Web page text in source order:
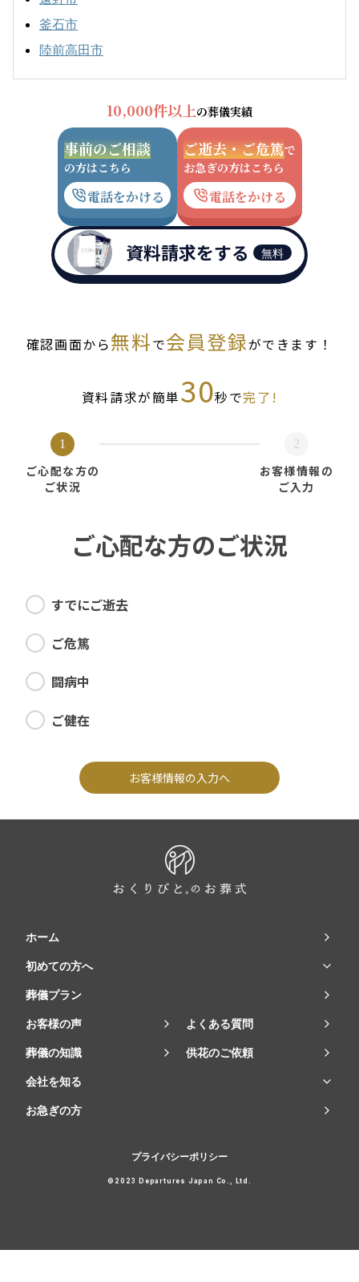
釜石市
陸前高田市
10,000件以上の葬儀実績
事前のご相談
の方はこちら
電話をかける
ご逝去・ご危篤で
お急ぎの方はこちら
電話をかける
資料請求をする 無料
確認画面から無料で会員登録ができます！
資料請求が簡単30秒で完了!
1
ご心配な方の
ご状況
2
お客様情報の
ご入力
ご心配な方のご状況
すでにご逝去
ご危篤
闘病中
ご健在
お客様情報の入力へ
ホーム
初めての方へ
葬儀プラン
お客様の声 よくある質問
葬儀の知識 供花のご依頼
会社を知る
お急ぎの方
プライバシーポリシー
©2023 Departures Japan Co., Ltd.